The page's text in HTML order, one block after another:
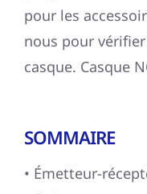
pour les
nous pour
casque. Casque
SOMMAIRE
• Émetteur-